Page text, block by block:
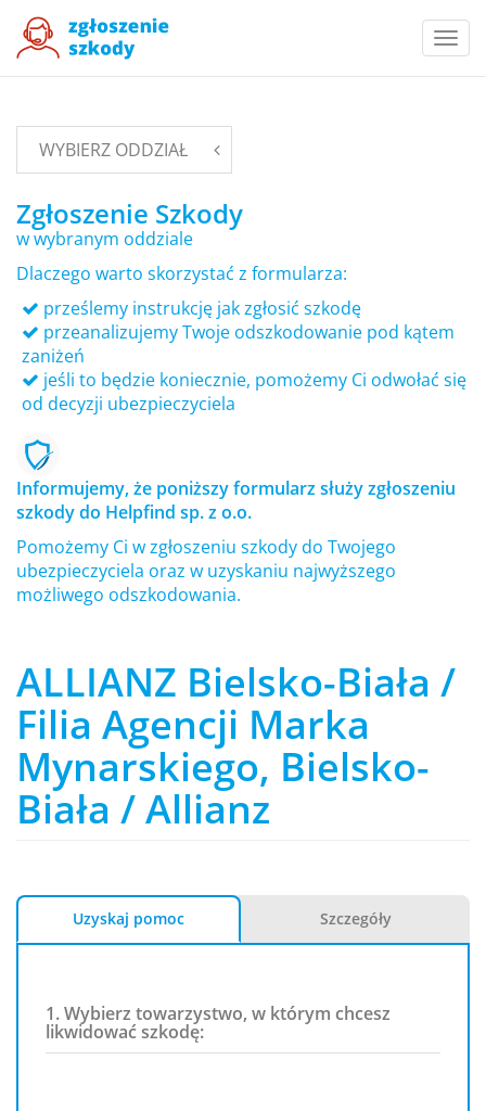
WYBIERZ ODDZIAŁ
Zgłoszenie Szkody
w wybranym oddziale
Dlaczego warto skorzystać z formularza:
prześlemy instrukcję jak zgłosić szkodę
przeanalizujemy Twoje odszkodowanie pod kątem
zaniżeń
jeśli to będzie koniecznie, pomożemy Ci odwołać się
od decyzji ubezpieczyciela
Informujemy, że poniższy formularz służy zgłoszeniu
szkody do Helpfind sp. z o.o.
Pomożemy Ci w zgłoszeniu szkody do Twojego
ubezpieczyciela oraz w uzyskaniu najwyższego
możliwego odszkodowania.
ALLIANZ Bielsko-Biała /
Filia Agencji Marka
Mynarskiego, Bielsko-
Biała / Allianz
Uzyskaj pomoc Szczegóły
1. Wybierz towarzystwo, w którym chcesz
likwidować szkodę: